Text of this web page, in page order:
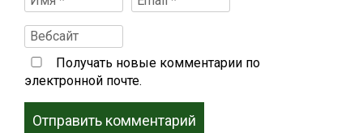
Получать новые комментарии по
электронной почте.